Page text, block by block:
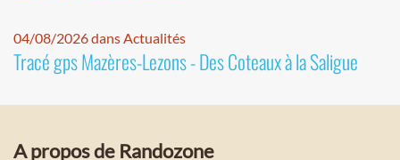
04/08/2026 dans Actualités
Tracé gps Mazères-Lezons - Des Coteaux à la Saligue
A propos de Randozone